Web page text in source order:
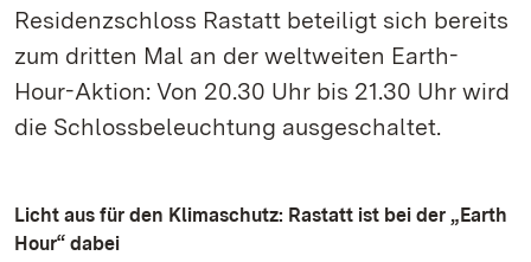
Residenzschloss Rastatt beteiligt sich bereits
zum dritten Mal an der weltweiten Earth-
Hour-Aktion: Von 20.30 Uhr bis 21.30 Uhr wird
die Schlossbeleuchtung ausgeschaltet.
Licht aus für den Klimaschutz: Rastatt ist bei der „Earth
Hour“ dabei